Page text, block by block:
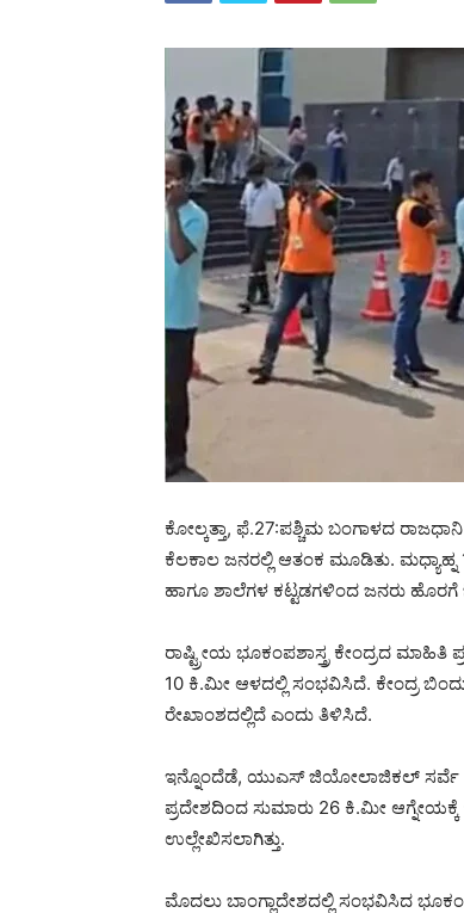
ಕೋಲ್ಕತ್ತಾ, ಫೆ.27:ಪಶ್ಚಿಮ ಬಂಗಾಳದ ರಾಜಧಾನಿ
ಕೆಲಕಾಲ ಜನರಲ್ಲಿ ಆತಂಕ ಮೂಡಿತು.
ಹಾಗೂ ಶಾಲೆಗಳ ಕಟ್ಟಡಗಳಿಂದ ಜನರು ಹೊರಗೆ
ರಾಷ್ಟ್ರೀಯ ಭೂಕಂಪಶಾಸ್ತ್ರ ಕೇಂದ್ರದ
10 ಕಿ.ಮೀ ಆಳದಲ್ಲಿ ಸಂಭವಿಸಿದೆ. ಕೇಂದ್ರ ಬಿಂದು
ರೇಖಾಂಶದಲ್ಲಿದೆ ಎಂದು ತಿಳಿಸಿದೆ.
ಇನ್ನೊಂದೆಡೆ, ಯುಎಸ್ ಜಿಯೋಲಾಜಿಕಲ್‌ ಸರ್ವೆ
ಪ್ರದೇಶದಿಂದ ಸುಮಾರು 26 ಕಿ.ಮೀ
ಉಲ್ಲೇಖಿಸಲಾಗಿತ್ತು.
ಮೊದಲು ಬಾಂಗ್ಲಾದೇಶದಲ್ಲಿ ಸಂಭವಿಸಿದ